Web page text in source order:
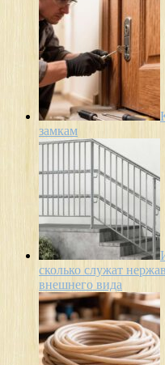
замкам
сколько служат
внешнего вида